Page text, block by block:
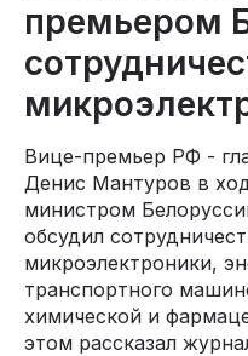
премьером
Вице-премьер РФ -
Денис Мантуров в
министром
обсудил
микроэлектроники,
транспортного
химической и
этом рассказал